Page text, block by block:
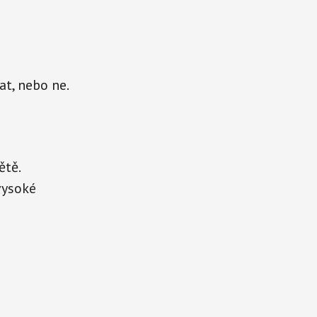
nebo ne.